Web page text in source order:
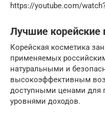
https://youtube.com/
Лучшие корейские
Корейская косметика
применяемых
натуральными и
высокоэффективным
доступными ценами для
уровнями доходов.